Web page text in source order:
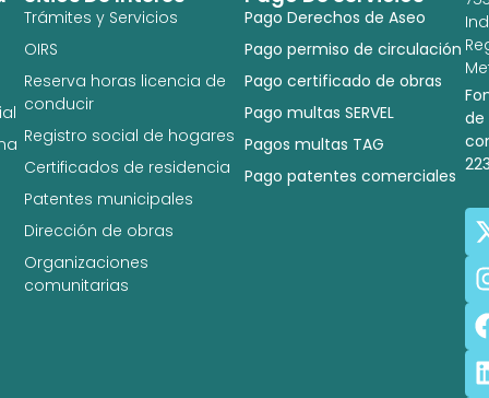
Pago Derechos de Aseo
Pago permiso de circulación
Pago certificado de obras
Pago multas SERVEL
Pagos multas TAG
Pago patentes comerciales
Trámites y Servicios
OIRS
Reserva horas licencia de
conducir
Registro social de hogares
Certificados de residencia
Patentes municipales
Dirección de obras
Organizaciones
comunitarias
de